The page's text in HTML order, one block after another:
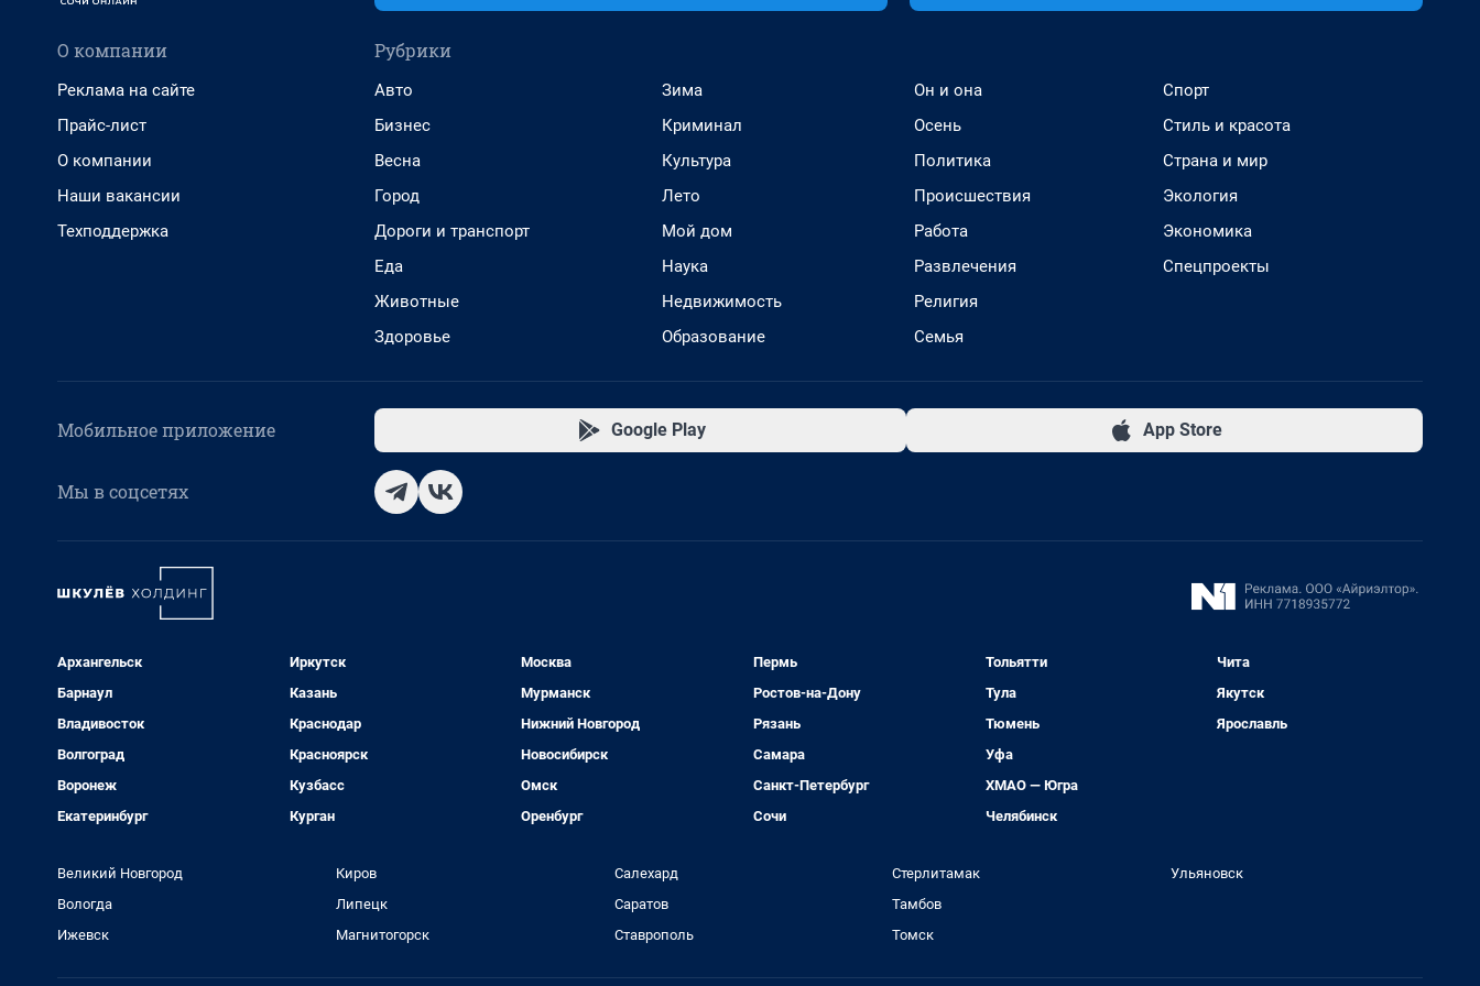
О компании
Реклама на сайте
Прайс-лист
О компании
Наши вакансии
Техподдержка
Рубрики
Авто
Бизнес
Весна
Город
Дороги и транспорт
Еда
Животные
Здоровье
Зима
Криминал
Культура
Лето
Мой дом
Наука
Недвижимость
Образование
Он и она
Осень
Политика
Происшествия
Работа
Развлечения
Религия
Семья
Спорт
Стиль и красота
Страна и мир
Экология
Экономика
Спецпроекты
Мобильное приложение Google Play App Store
Мы в соцсетях
Архангельск
Барнаул
Владивосток
Волгоград
Воронеж
Екатеринбург
Иркутск
Казань
Краснодар
Красноярск
Кузбасс
Курган
Москва
Мурманск
Нижний Новгород
Новосибирск
Омск
Оренбург
Пермь
Ростов-на-Дону
Рязань
Самара
Санкт-Петербург
Сочи
Тольятти
Тула
Тюмень
Уфа
ХМАО — Югра
Челябинск
Чита
Якутск
Ярославль
Великий Новгород
Вологда
Ижевск
Киров
Липецк
Магнитогорск
Салехард
Саратов
Ставрополь
Стерлитамак
Тамбов
Томск
Ульяновск